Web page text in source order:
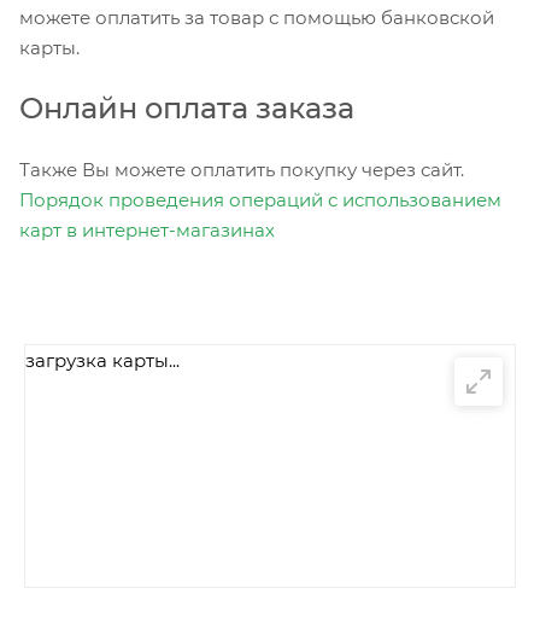
можете оплатить за товар с помощью банковской
карты.
Онлайн оплата заказа
Также Вы можете оплатить покупку через сайт.
Порядок проведения операций с использованием
карт в интернет-магазинах
загрузка карты...